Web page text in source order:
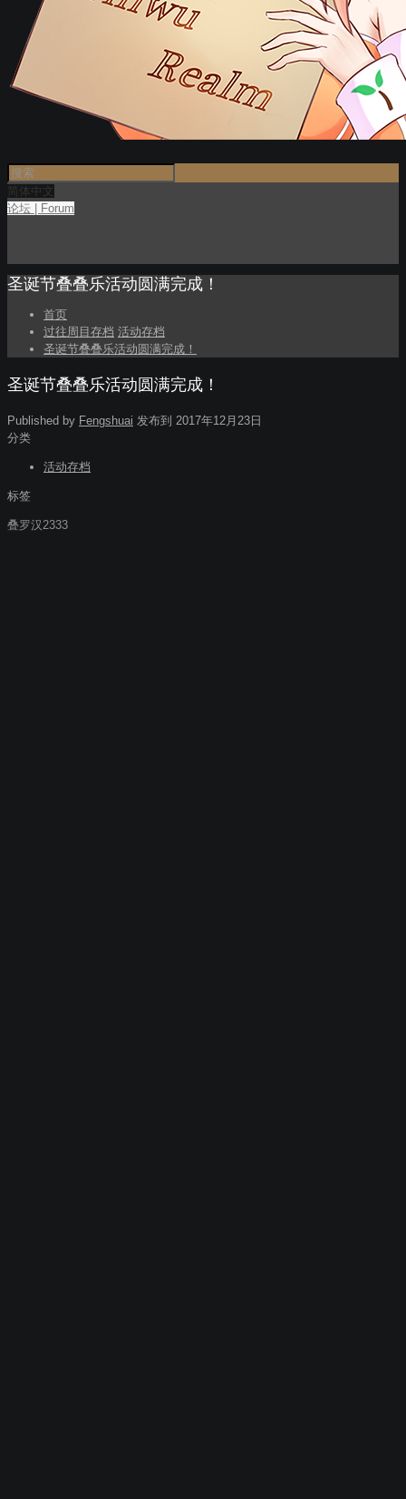
简体中文
论坛 | Forum
圣诞节叠叠乐活动圆满完成！
首页
过往周目存档 活动存档
圣诞节叠叠乐活动圆满完成！
圣诞节叠叠乐活动圆满完成！
Published by Fengshuai 发布到 2017年12月23日
分类
活动存档
标签
叠罗汉2333